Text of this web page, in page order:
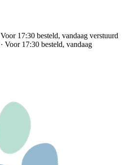
Voor 17:30 besteld, vandaag verstuurd
· Voor 17:30 besteld, vandaag